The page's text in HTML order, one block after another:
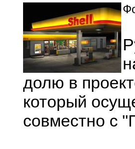
долю в
который
совместно с